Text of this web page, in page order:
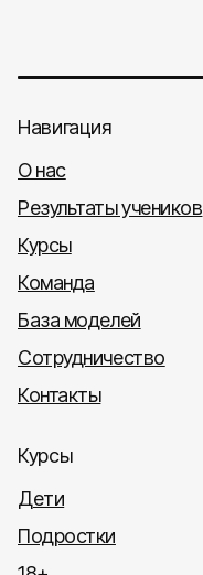
Навигация
О нас
Результаты учеников
Курсы
Команда
База моделей
Сотрудничество
Контакты
Курсы
Дети
Подростки